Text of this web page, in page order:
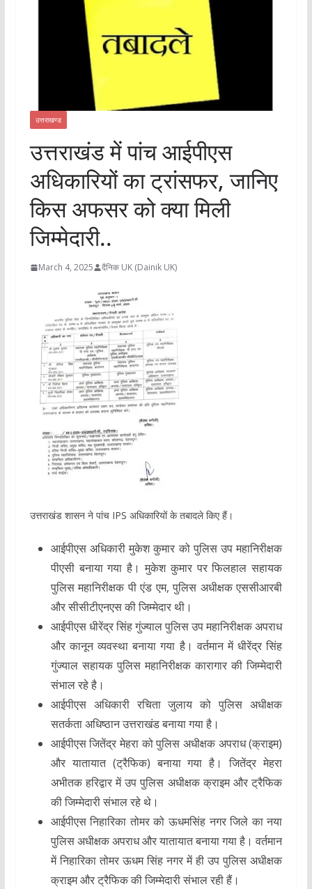
उत्तराखण्ड
उत्तराखंड में पांच आईपीएस
अधिकारियों का ट्रांसफर, जानिए
किस अफसर को क्या मिली
जिम्मेदारी..
March 4, 2025 दैनिक UK (Dainik UK)
उत्तराखंड शासन ने पांच IPS अधिकारियों के तबादले किए हैं।
आईपीएस अधिकारी मुकेश कुमार को पुलिस उप महानिरीक्षक
पीएसी बनाया गया है। मुकेश कुमार पर फिलहाल सहायक
पुलिस महानिरीक्षक पी एंड एम, पुलिस अधीक्षक एससीआरबी
और सीसीटीएनएस की जिम्मेदार थी।
आईपीएस धीरेंद्र सिंह गुंज्याल पुलिस उप महानिरीक्षक अपराध
और कानून व्यवस्था बनाया गया है। वर्तमान में धीरेंद्र सिंह
गुंज्याल सहायक पुलिस महानिरीक्षक कारागार की जिम्मेदारी
संभाल रहे है।
आईपीएस अधिकारी रचिता जुलाय को पुलिस अधीक्षक
सतर्कता अधिष्ठान उत्तराखंड बनाया गया है।
आईपीएस जितेंद्र मेहरा को पुलिस अधीक्षक अपराध (क्राइम)
और यातायात (ट्रैफिक) बनाया गया है। जितेंद्र मेहरा
अभीतक हरिद्वार में उप पुलिस अधीक्षक क्राइम और ट्रैफिक
की जिम्मेदारी संभाल रहे थे।
आईपीएस निहारिका तोमर को ऊधमसिंह नगर जिले का नया
पुलिस अधीक्षक अपराध और यातायात बनाया गया है। वर्तमान
में निहारिका तोमर ऊधम सिंह नगर में ही उप पुलिस अधीक्षक
क्राइम और ट्रैफिक की जिम्मेदारी संभाल रही हैं।